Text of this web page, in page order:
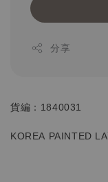
分享
貨編：1840031
KOREA PAINTED